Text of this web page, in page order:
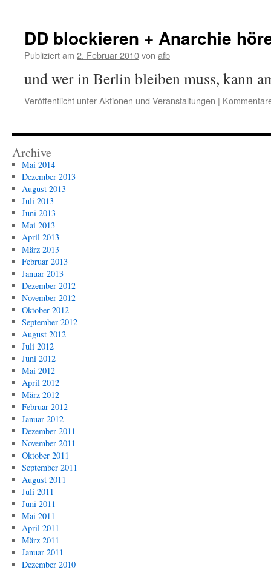
DD blockieren + Anarchie
Publiziert am 2. Februar 2010von afb
und wer in Berlin bleiben muss, kann
Veröffentlicht unterAktionen und Veranstaltungen |
Archive
Mai 2014
Dezember 2013
August 2013
Juli 2013
Juni 2013
Mai 2013
April 2013
März 2013
Februar 2013
Januar 2013
Dezember 2012
November 2012
Oktober 2012
September 2012
August 2012
Juli 2012
Juni 2012
Mai 2012
April 2012
März 2012
Februar 2012
Januar 2012
Dezember 2011
November 2011
Oktober 2011
September 2011
August 2011
Juli 2011
Juni 2011
Mai 2011
April 2011
März 2011
Januar 2011
Dezember 2010